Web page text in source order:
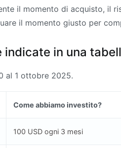
il momento di acquisto, il
il momento giusto per
in una
al 1 ottobre 2025.
Come abbiamo investito?
100 USD ogni 3 mesi